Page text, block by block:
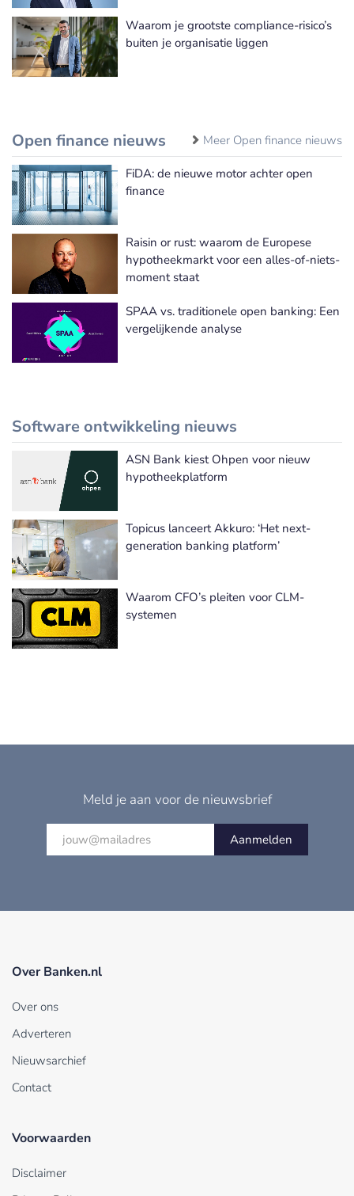
Waarom je grootste compliance-risico’s
buiten je organisatie liggen
Open finance nieuws Meer Open finance nieuws
FiDA: de nieuwe motor achter open
finance
Raisin or rust: waarom de Europese
hypotheekmarkt voor een alles-of-niets-
moment staat
SPAA vs. traditionele open banking: Een
vergelijkende analyse
Software ontwikkeling nieuws
Meer Software ontwikkeling nieuws
ASN Bank kiest Ohpen voor nieuw
hypotheekplatform
Topicus lanceert Akkuro: ‘Het next-
generation banking platform’
Waarom CFO’s pleiten voor CLM-
systemen
Meld je aan voor de nieuwsbrief
Aanmelden
Over Banken.nl
Over ons
Adverteren
Nieuwsarchief
Contact
Voorwaarden
Disclaimer